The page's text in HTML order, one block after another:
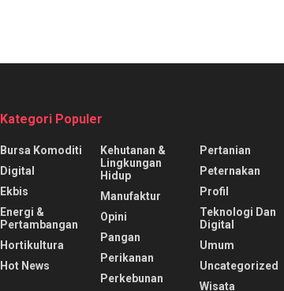
Kategori Populer
Bursa Komoditi
Digital
Ekbis
Energi &
Pertambangan
Hortikultura
Hot News
Kehutanan &
Lingkungan
Hidup
Manufaktur
Opini
Pangan
Perikanan
Perkebunan
Pertanian
Peternakan
Profil
Teknologi Dan
Digital
Umum
Uncategorized
Wisata